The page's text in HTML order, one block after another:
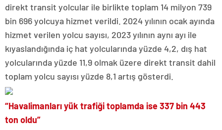
direkt transit yolcular ile birlikte toplam 14 milyon 739
bin 696 yolcuya hizmet verildi. 2024 yılının ocak ayında
hizmet verilen yolcu sayısı, 2023 yılının aynı ayı ile
kıyaslandığında iç hat yolcularında yüzde 4,2, dış hat
yolcularında yüzde 11,9 olmak üzere direkt transit dahil
toplam yolcu sayısı yüzde 8,1 artış gösterdi.
“Havalimanları yük trafiği toplamda ise 337 bin 443
ton oldu”